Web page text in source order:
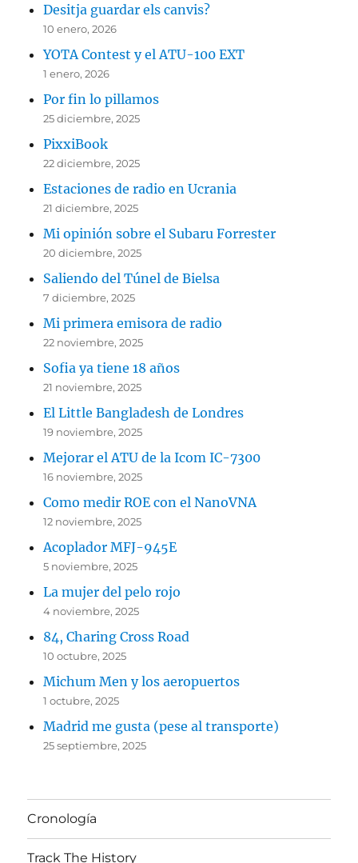
Desitja guardar els canvis?
10 enero, 2026
YOTA Contest y el ATU-100 EXT
1 enero, 2026
Por fin lo pillamos
25 diciembre, 2025
PixxiBook
22 diciembre, 2025
Estaciones de radio en Ucrania
21 diciembre, 2025
Mi opinión sobre el Subaru Forrester
20 diciembre, 2025
Saliendo del Túnel de Bielsa
7 diciembre, 2025
Mi primera emisora de radio
22 noviembre, 2025
Sofia ya tiene 18 años
21 noviembre, 2025
El Little Bangladesh de Londres
19 noviembre, 2025
Mejorar el ATU de la Icom IC-7300
16 noviembre, 2025
Como medir ROE con el NanoVNA
12 noviembre, 2025
Acoplador MFJ-945E
5 noviembre, 2025
La mujer del pelo rojo
4 noviembre, 2025
84, Charing Cross Road
10 octubre, 2025
Michum Men y los aeropuertos
1 octubre, 2025
Madrid me gusta (pese al transporte)
25 septiembre, 2025
Cronología
Track The History